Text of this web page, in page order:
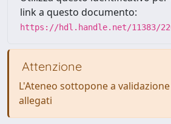
link a questo documento:
https://hdl.handle.net/11383/
Attenzione
L'Ateneo sottopone a
allegati